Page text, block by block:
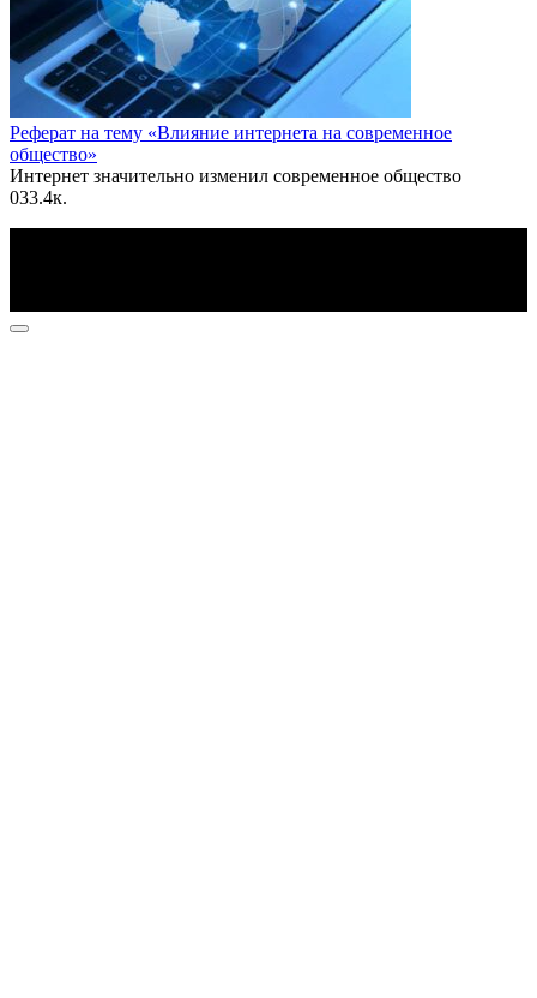
Реферат на тему «Влияние интернета на современное
общество»
Интернет значительно изменил современное общество
033.4к.